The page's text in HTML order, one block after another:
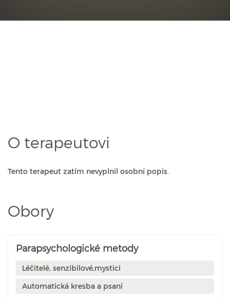
O terapeutovi
Tento terapeut zatím nevyplnil osobní popis.
Obory
Parapsychologické metody
Léčitelé, senzibilové,mystici
Automatická kresba a psaní